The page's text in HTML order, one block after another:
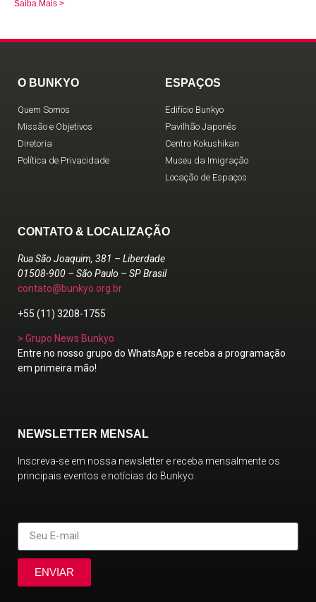
Saiba Mais >
O BUNKYO
Quem Somos
Missão e Objetivos
Diretoria
Política de Privacidade
ESPAÇOS
Edifício Bunkyo
Pavilhão Japonês
Centro Kokushikan
Museu da Imigração
Locação de Espaços
CONTATO & LOCALIZAÇÃO
Rua São Joaquim, 381 – Liberdade
01508-900 – São Paulo – SP Brasil
contato@bunkyo.org.br
+55 (11) 3208-1755
> Grupo News Bunkyo
Entre no nosso grupo do WhatsApp e receba a programação
em primeira mão!
NEWSLETTER MENSAL
Inscreva-se em nossa newsletter e receba mensalmente os
principais eventos e notícias do Bunkyo.
ENVIAR